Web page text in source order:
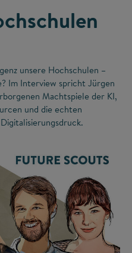
unsere Hochschulen –
Im Interview spricht Jürgen
Machtspiele der KI,
und die echten